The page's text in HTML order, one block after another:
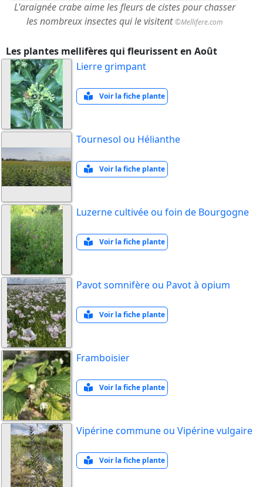
L'araignée crabe aime les fleurs de cistes pour chasser
les nombreux insectes qui le visitent©Mellifere.com
Les plantes mellifères qui fleurissent en Août
Lierre grimpant
Voir la fiche plante
Tournesol ou Hélianthe
Voir la fiche plante
Luzerne cultivée ou foin de Bourgogne
Voir la fiche plante
Pavot somnifère ou Pavot à opium
Voir la fiche plante
Framboisier
Voir la fiche plante
Vipérine commune ou Vipérine vulgaire
Voir la fiche plante